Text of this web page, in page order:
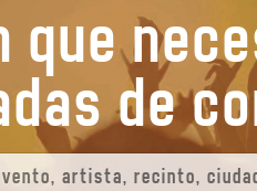
que
de